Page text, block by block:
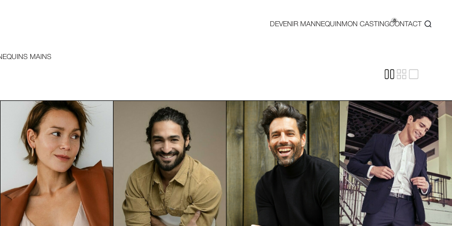
DEVENIR MANNEQUIN MON CASTING
0
CONTACT
MAINS
à Genève, Lausanne et Zurich, nous sélectionnons des mannequins publicitaires professionnels capables de
prestigieuses.
Nos mannequins publicitaires sont choisis pour :
de marque
distribution, etc.